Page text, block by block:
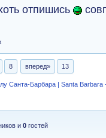
отпишись
8 вперед» 13
Санта-Барбара | Santa Barbara
и0 гостей